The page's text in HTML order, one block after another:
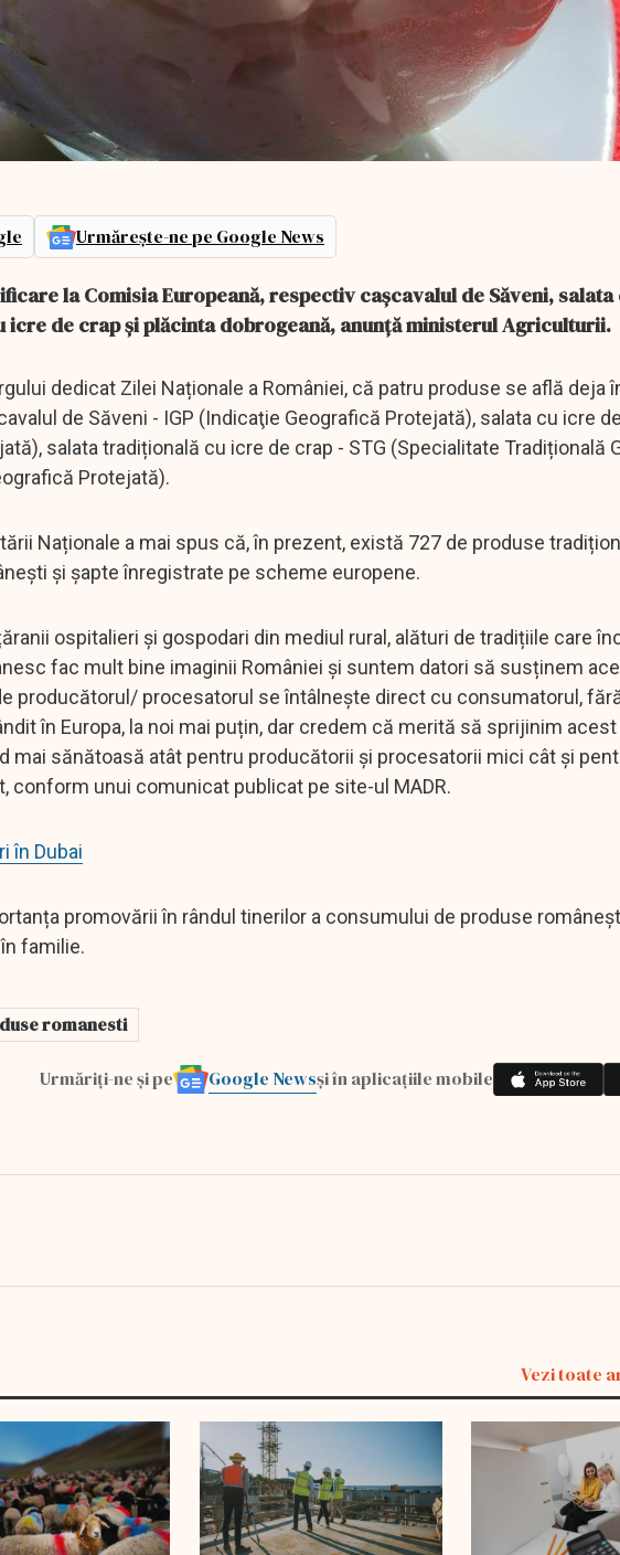
Urmărește-ne pe Google News
la Comisia Europeană, respectiv cașcavalul de Săveni,
de crap și plăcinta dobrogeană, anunță ministerul Agriculturii.
dedicat Zilei Naționale a României, că patru produse se află deja
de Săveni - IGP (Indicaţie Geografică Protejată), salata cu icre
salata tradițională cu icre de crap - STG (Specialitate Tradițională
Protejată).
Naționale a mai spus că, în prezent, există 727 de produse
și șapte înregistrate pe scheme europene.
ospitalieri și gospodari din mediul rural, alături de tradițiile care
fac mult bine imaginii României și suntem datori să susținem
producătorul/ procesatorul se întâlnește direct cu consumatorul,
în Europa, la noi mai puțin, dar credem că merită să sprijinim
mai sănătoasă atât pentru producătorii și procesatorii mici cât și
conform unui comunicat publicat pe site-ul MADR.
în Dubai
promovării în rândul tinerilor a consumului de produse
familie.
romanesti
Urmăriți-ne și pe Google Newsși în aplicațiile mobile
Vezi toate